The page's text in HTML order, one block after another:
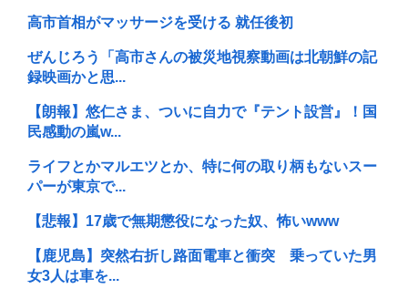
高市首相がマッサージを受ける 就任後初
ぜんじろう「高市さんの被災地視察動画は北朝鮮の記
録映画かと思...
【朗報】悠仁さま、ついに自力で『テント設営』！国
民感動の嵐w...
ライフとかマルエツとか、特に何の取り柄もないスー
パーが東京で...
【悲報】17歳で無期懲役になった奴、怖いwww
【鹿児島】突然右折し路面電車と衝突 乗っていた男
女3人は車を...